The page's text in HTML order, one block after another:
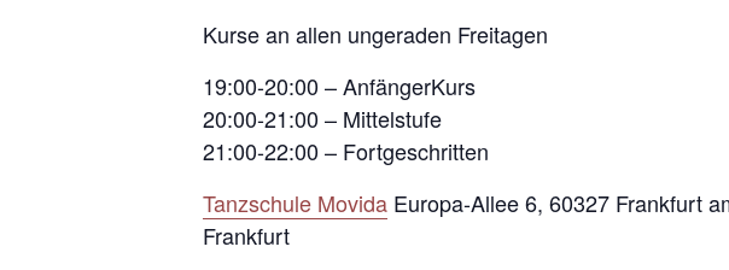
Kurse an allen ungeraden Freitagen
19:00-20:00 – AnfängerKurs
20:00-21:00 – Mittelstufe
21:00-22:00 – Fortgeschritten
Tanzschule Movida Europa-Allee 6, 60327 Frankfurt
Frankfurt